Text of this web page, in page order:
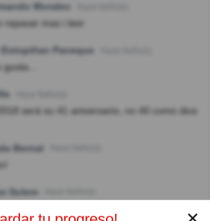
Morales
repasar mas i leer
Estopiñan Paneque
gusta...
será su 41 aniversario, no 40 como dice
Bernal
Sulem